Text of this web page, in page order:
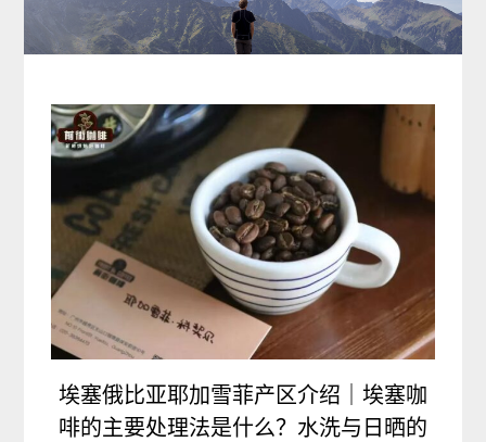
埃塞俄比亚耶加雪菲产区介绍｜埃塞咖
啡的主要处理法是什么？水洗与日晒的